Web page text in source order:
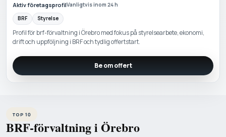
Aktiv företagsprofilVanligtvis inom 24 h
BRF
Styrelse
Profil för brf-förvaltning i Örebro med fokus på styrelsearbete, ekonomi,
drift och uppföljning i BRF och tydlig offertstart.
Be om offert
TOP 10
BRF-förvaltning i Örebro